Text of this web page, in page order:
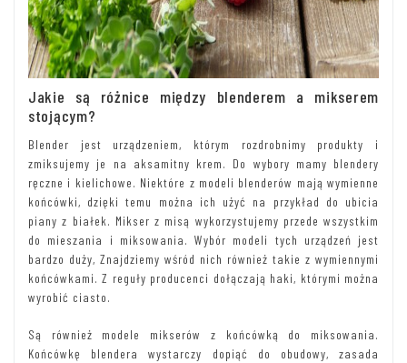
Jakie są różnice między blenderem a mikserem
stojącym?
Blender jest urządzeniem, którym rozdrobnimy produkty i
zmiksujemy je na aksamitny krem. Do wybory mamy blendery
ręczne i kielichowe. Niektóre z modeli blenderów mają wymienne
końcówki, dzięki temu można ich użyć na przykład do ubicia
piany z białek. Mikser z misą wykorzystujemy przede wszystkim
do mieszania i miksowania. Wybór modeli tych urządzeń jest
bardzo duży, Znajdziemy wśród nich również takie z wymiennymi
końcówkami. Z reguły producenci dołączają haki, którymi można
wyrobić ciasto.
Są również modele mikserów z końcówką do miksowania.
Końcówkę blendera wystarczy dopiąć do obudowy, zasada